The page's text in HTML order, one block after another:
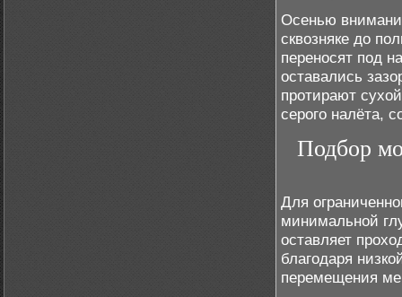
Осенью
сквозняке до
переносят под
оставались
протирают
серого налёта,
Подбор
Для
минимальной
оставляет
благодаря
перемещения